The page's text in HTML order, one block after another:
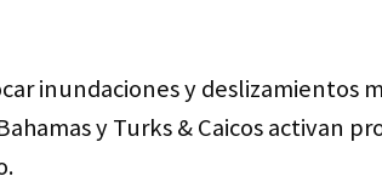
inundaciones y deslizamientos
y Turks & Caicos activan